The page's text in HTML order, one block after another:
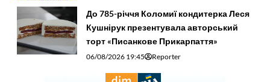
До 785-річчя Коломиї кондитерка Леся
Кушнірук презентувала авторський
торт «Писанкове Прикарпаття»
06/08/2026 19:45 Reporter